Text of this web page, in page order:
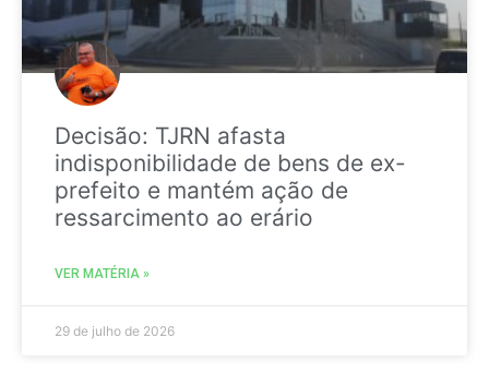
Decisão: TJRN afasta
indisponibilidade de bens de ex-
prefeito e mantém ação de
ressarcimento ao erário
VER MATÉRIA »
29 de julho de 2026